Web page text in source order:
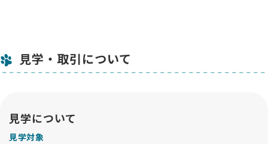
る素晴らしいプラットフォームです！利用して本当に良かった
です。🐾
見学・取引について
見学について
見学対象